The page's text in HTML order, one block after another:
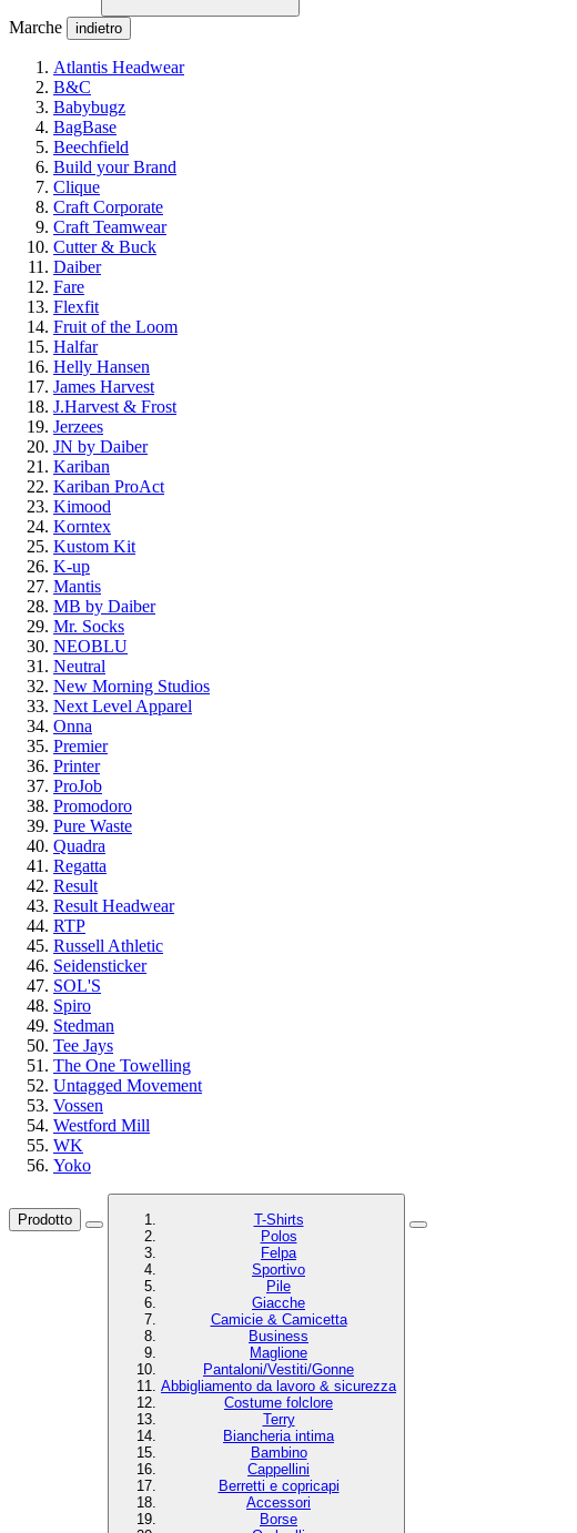
Marche indietro
Atlantis Headwear
B&C
Babybugz
BagBase
Beechfield
Build your Brand
Clique
Craft Corporate
Craft Teamwear
Cutter & Buck
Daiber
Fare
Flexfit
Fruit of the Loom
Halfar
Helly Hansen
James Harvest
J.Harvest & Frost
Jerzees
JN by Daiber
Kariban
Kariban ProAct
Kimood
Korntex
Kustom Kit
K-up
Mantis
MB by Daiber
Mr. Socks
NEOBLU
Neutral
New Morning Studios
Next Level Apparel
Onna
Premier
Printer
ProJob
Promodoro
Pure Waste
Quadra
Regatta
Result
Result Headwear
RTP
Russell Athletic
Seidensticker
SOL'S
Spiro
Stedman
Tee Jays
The One Towelling
Untagged Movement
Vossen
Westford Mill
WK
Yoko
Prodotto
T-Shirts
Polos
Felpa
Sportivo
Pile
Giacche
Camicie & Camicetta
Business
Maglione
Pantaloni/Vestiti/Gonne
Abbigliamento da lavoro & sicurezza
Costume folclore
Terry
Biancheria intima
Bambino
Cappellini
Berretti e copricapi
Accessori
Borse